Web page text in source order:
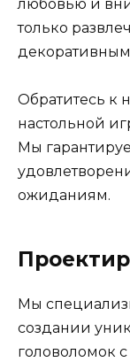
любовью и
только
Обратитесь к
настольной
Мы
ожиданиям.
Мы
создании
головоломок